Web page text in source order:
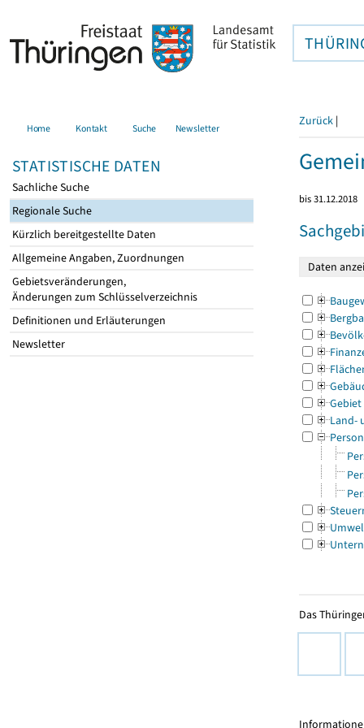
Home Kontakt Suche Newsletter
STATISTISCHE DATEN
Sachliche Suche
Regionale Suche
Kürzlich bereitgestellte Daten
Allgemeine Angaben, Zuordnungen
Gebietsveränderungen,
Änderungen zum Schlüsselverzeichnis
Definitionen und Erläuterungen
Newsletter
Zurück |
bis 31.12.2018
Gebiet
Land-
Das